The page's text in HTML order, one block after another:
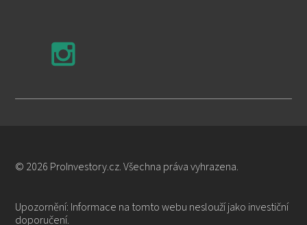
© 2026 ProInvestory.cz. Všechna práva vyhrazena.
Upozornění: Informace na tomto webu neslouží jako investiční
doporučení.